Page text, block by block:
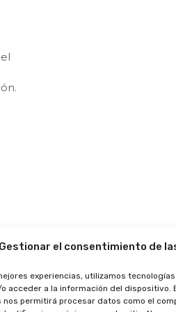
Gestionar el consentimiento de
experiencias, utilizamos
acceder a la información del dispositivo.
nos permitirá procesar datos como el